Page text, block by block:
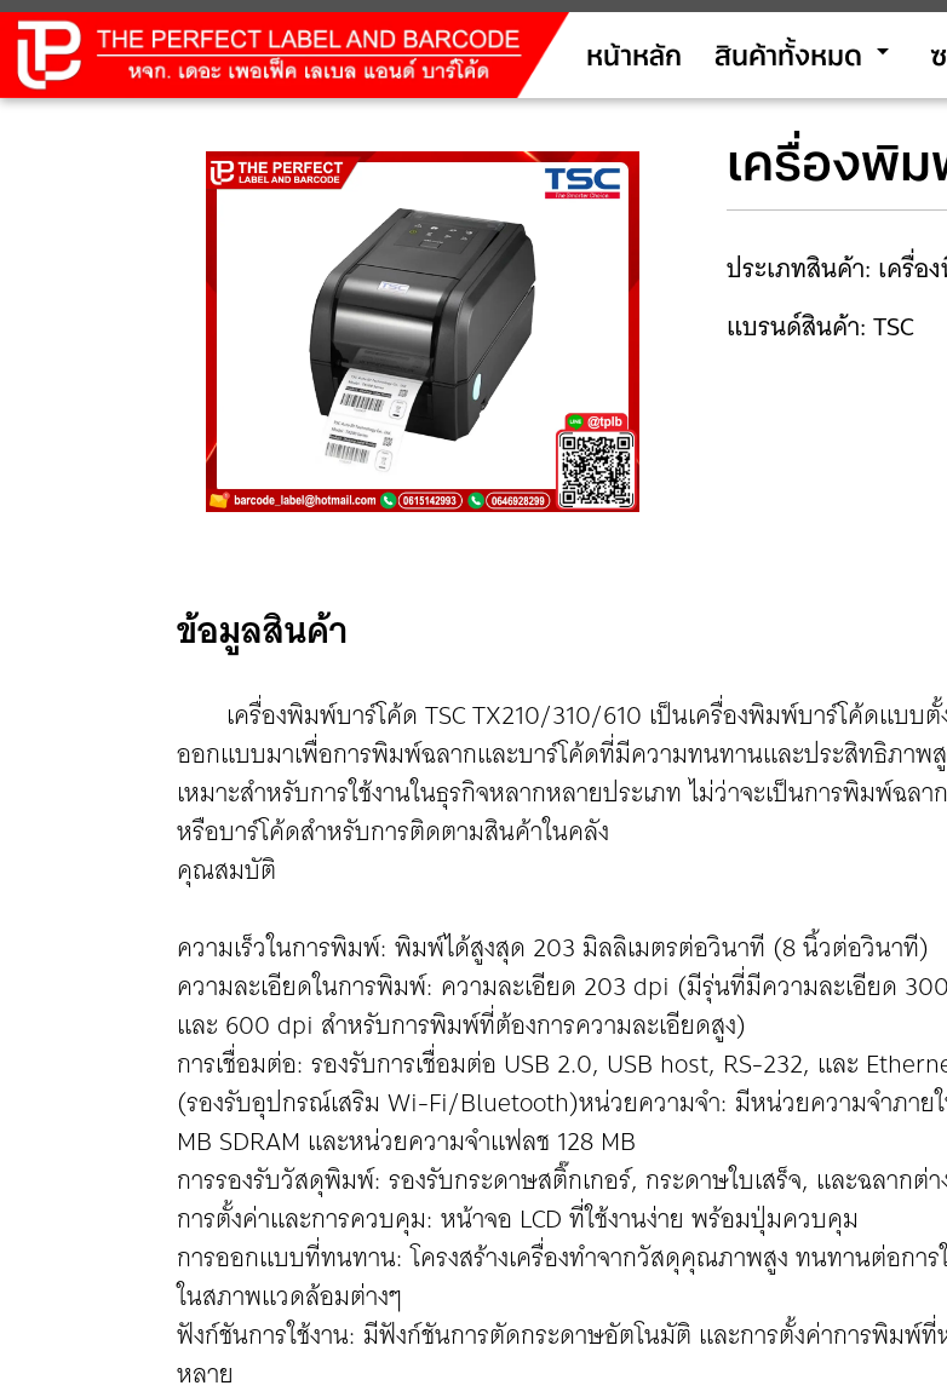
หน้าหลัก สินค้าทั้งหมด arrow_drop_down
เครื่องพิม
ประเภทสินค้า: เครื่อ
แบรนด์สินค้า: TSC
ข้อมูลสินค้า
เครื่องพิมพ์บาร์โค้ด TSC TX210/310/610 เป็นเครื่องพิมพ์บาร์โค้ดแบบตั้
ออกแบบมาเพื่อการพิมพ์ฉลากและบาร์โค้ดที่มีความทนทานและประสิทธิภาพ
เหมาะสำหรับการใช้งานในธุรกิจหลากหลายประเภท ไม่ว่าจะเป็นการพิมพ์ฉล
หรือบาร์โค้ดสำหรับการติดตามสินค้าในคลัง
คุณสมบัติ
ความเร็วในการพิมพ์: พิมพ์ได้สูงสุด 203 มิลลิเมตรต่อวินาที (8 นิ้วต่อวินาที)
ความละเอียดในการพิมพ์: ความละเอียด 203 dpi (มีรุ่นที่มีความละเอียด
และ 600 dpi สำหรับการพิมพ์ที่ต้องการความละเอียดสูง)
การเชื่อมต่อ: รองรับการเชื่อมต่อ USB 2.0, USB host, RS-232, และ
(รองรับอุปกรณ์เสริม Wi-Fi/Bluetooth)หน่วยความจำ: มีหน่วยความจำภาย
MB SDRAM และหน่วยความจำแฟลช 128 MB
การรองรับวัสดุพิมพ์: รองรับกระดาษสติ๊กเกอร์, กระดาษใบเสร็จ, และฉลากต่า
การตั้งค่าและการควบคุม: หน้าจอ LCD ที่ใช้งานง่าย พร้อมปุ่มควบคุม
การออกแบบที่ทนทาน: โครงสร้างเครื่องทำจากวัสดุคุณภาพสูง ทนทานต่อการ
ในสภาพแวดล้อมต่างๆ
ฟังก์ชันการใช้งาน: มีฟังก์ชันการตัดกระดาษอัตโนมัติ และการตั้งค่าการพิมพ์ที่
หลาย